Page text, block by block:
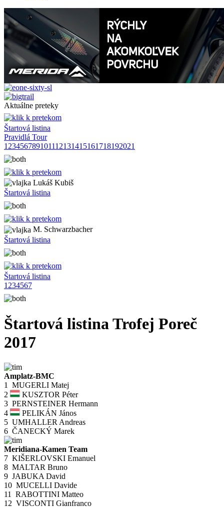
Aktuálne preteky
Štartová listina
Pravidlá Tour
1 23456789101112131415161718192021
Lukáš Kubiš
Štartová listina
M. Schwarzbacher
Štartová listina
Štartová listina
1 234567
Štartová listina Trofej Poreč
2017
Amplatz-BMC
1
MUGERLI Matej
2
KUSZTOR Péter
3 PERNSTEINER Hermann
4
PELIKÁN János
5 UMHALLER Andreas
6 ČANECKÝ Marek
Meridiana-Kamen Team
7 KIŠERLOVSKI Emanuel
8 MALTAR Bruno
9 JABUKA David
10 MUCELLI Davide
11
RABOTTINI Matteo
12 VISCONTI Gianfranco